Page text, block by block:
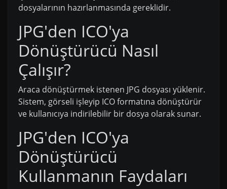
dosyalarının hazırlanmasında gereklidir.
JPG'den ICO'ya
Dönüştürücü Nasıl
Çalışır?
Araca dönüştürmek istenen JPG dosyası yüklenir.
Sistem, görseli işleyip ICO formatına dönüştürür
ve kullanıcıya indirilebilir bir dosya olarak sunar.
JPG'den ICO'ya
Dönüştürücü
Kullanmanın Faydaları